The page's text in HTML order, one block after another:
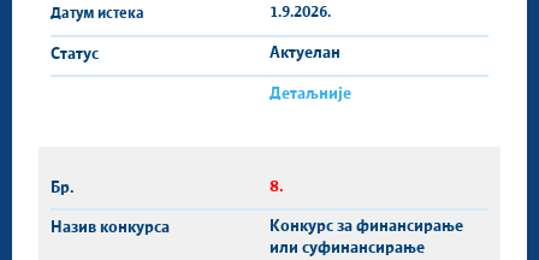
1.9.2026.
Актуелан
Детаљније
8.
Конкурс за финансирање
или суфинансирање